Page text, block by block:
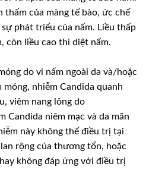
thấm của màng tế bào, ức chế
phát triểu của nấm. Liều thấp
còn liều cao thì diệt nấm.
do vi nấm ngoài da và/hoặc
móng, nhiễm Candida quanh
viêm nang lông do
Candida niêm mạc và da mãn
này không thể điều trị tại
rộng của thương tổn, hoặc
không đáp ứng với điều trị